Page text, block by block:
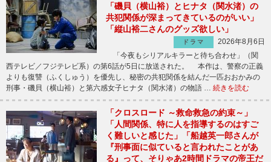
「磯貝（横山裕）とヒナタ（関水渚）の
共犯関係が深まってきているのがいい」
「縦山裕二さんのグッズ欲しい」
ドラマ
2026年8月6日
「今夜もシリアルキラーと待ち合わせ」（関
西テレビ／フジテレビ系）の第6話が5日に放送された。 本作は、警察の正義
よりも復讐（ふくしゅう）を優先し、秘密の共犯関係を結んだ一匹おおかみの
刑事・磯貝（横山裕）と第六感女子ヒナタ（関水渚）の物語 … 続きを読む
「クロスロード ～救命救急の約束～」
「人間関係、特に人を指導するのはすご
く難しいと感じた」「船越英一郎さんが
『刑事面に似ていると言われたことがあ
る』って、そりゃあ2時間ドラマの帝王だ